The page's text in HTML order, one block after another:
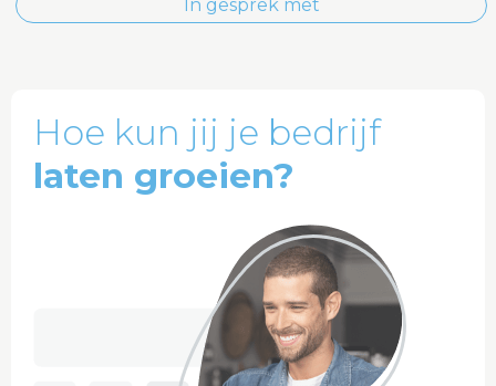
In gesprek met
Hoe kun jij je bedrijf
laten groeien?